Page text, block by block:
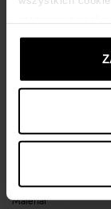
ustawienia
Materiał